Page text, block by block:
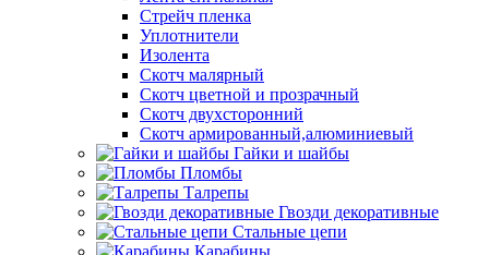
Стрейч пленка
Уплотнители
Изолента
Скотч малярный
Скотч цветной и прозрачный
Скотч двухсторонний
Скотч армированный,алюминиевый
Гайки и шайбы
Пломбы
Талрепы
Гвозди декоративные
Стальные цепи
Карабины